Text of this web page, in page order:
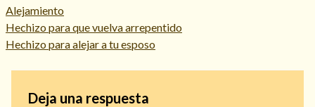
Alejamiento
Hechizo para que vuelva arrepentido
Hechizo para alejar a tu esposo
Deja una respuesta